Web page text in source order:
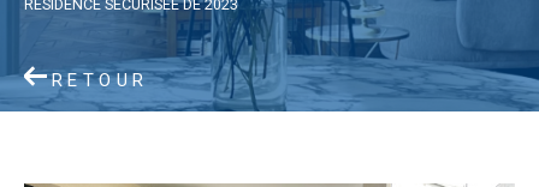
RESIDENCE SECURISEE DE 2023
RETOUR